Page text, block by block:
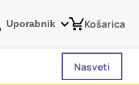
Uporabnik Košarica
Nasveti